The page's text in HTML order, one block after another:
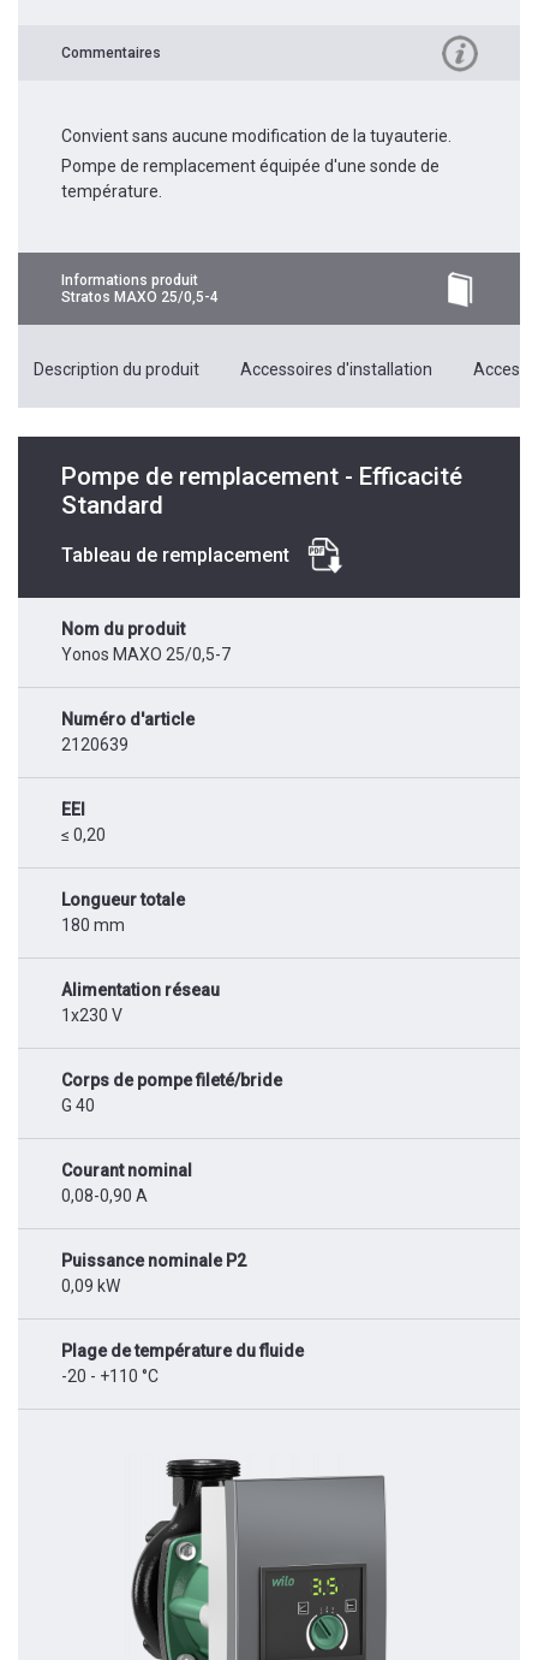
Commentaires
Convient sans aucune modification de la tuyauterie.
Pompe de remplacement équipée d'une sonde de
température.
Informations produit
Stratos MAXO 25/0,5-4
Description du produit Accessoires d'installation
Pompe de remplacement - Efficacité
Standard
Tableau de remplacement
Nom du produit
Yonos MAXO 25/0,5-7
Numéro d'article
2120639
EEI
≤ 0,20
Longueur totale
180 mm
Alimentation réseau
1x230 V
Corps de pompe fileté/bride
G 40
Courant nominal
0,08-0,90 A
Puissance nominale P2
0,09 kW
Plage de température du fluide
-20 - +110 °C